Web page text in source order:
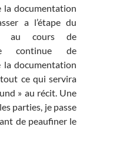
la documentation
a l’étape du
au cours de
continue de
la documentation
ce qui servira
» au récit. Une
parties, je passe
de peaufiner le